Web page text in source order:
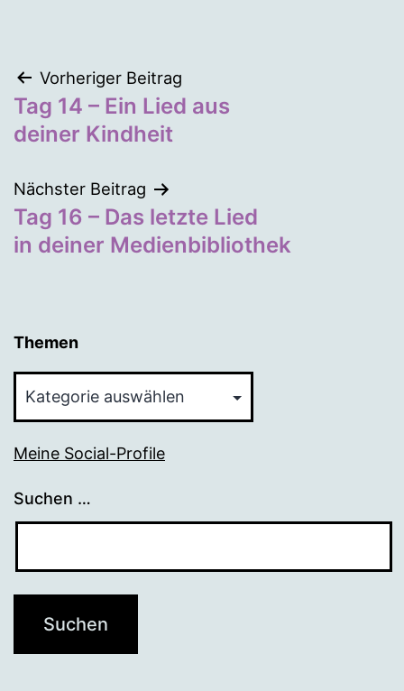
Beitragsnavigation
Vorheriger Beitrag
Tag 14 – Ein Lied aus
deiner Kindheit
Nächster Beitrag
Tag 16 – Das letzte Lied
in deiner Medienbibliothek
Themen
Meine Social-Profile
Suchen …